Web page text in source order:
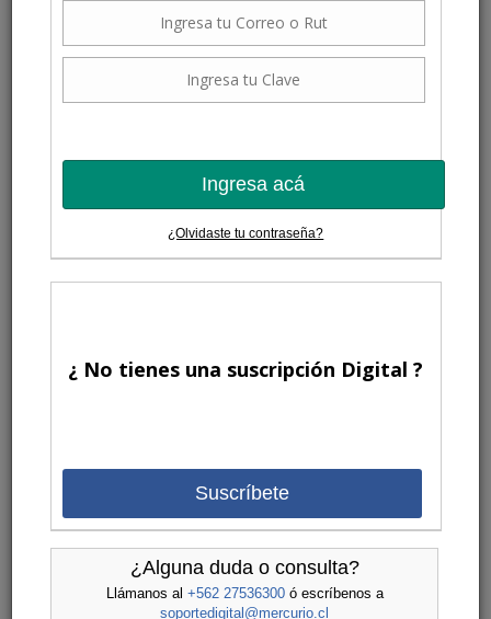
Ingresa acá
¿Olvidaste tu contraseña?
¿ No tienes una suscripción Digital ?
Suscríbete
¿Alguna duda o consulta?
Llámanos al +562 27536300ó escríbenos a
soportedigital@mercurio.cl